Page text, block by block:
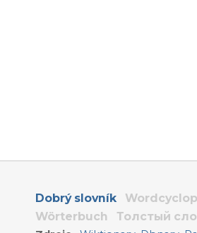
Dobrý slovník
Wörterbuch
Толстый